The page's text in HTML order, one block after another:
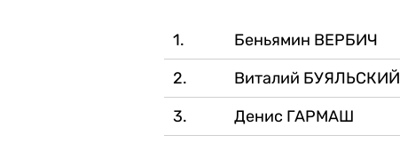
1. Беньямин ВЕРБИЧ
2.
Виталий БУЯЛЬСКИЙ
3.
Денис ГАРМАШ